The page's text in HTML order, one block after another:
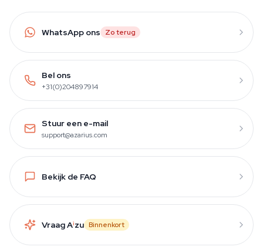
WhatsApp ons Zo terug
Bel ons
+31(0)204897914
Stuur een e-mail
support@azarius.com
Bekijk de FAQ
Vraag Aizu Binnenkort